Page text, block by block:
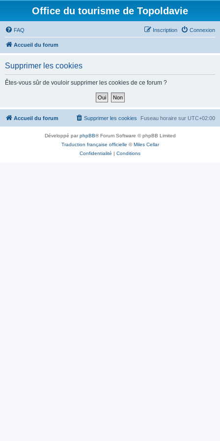
Office du tourisme de Topoldavie
FAQ Connexion
Inscription
Accueil du forum
Supprimer les cookies
Êtes-vous sûr de vouloir supprimer les cookies de ce forum ?
Accueil du forum Fuseau horaire sur UTC+02:00
Supprimer les cookies
Développé parphpBB® Forum Software © phpBB Limited
Traduction française officielle ©Miles Cellar
Confidentialité | Conditions